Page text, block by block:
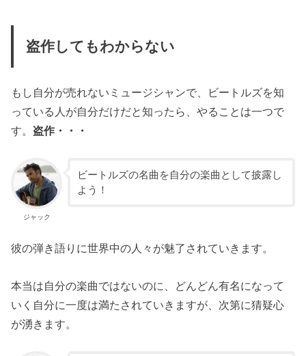
盗作してもわからない
もし自分が売れないミュージシャンで、ビートルズを知
っている人が自分だけだと知ったら、やることは一つで
す。盗作・・・
ジャック
ビートルズの名曲を自分の楽曲として披露し
よう！
彼の弾き語りに世界中の人々が魅了されていきます。
本当は自分の楽曲ではないのに、どんどん有名になって
いく自分に一度は満たされていきますが、次第に猜疑心
が湧きます。